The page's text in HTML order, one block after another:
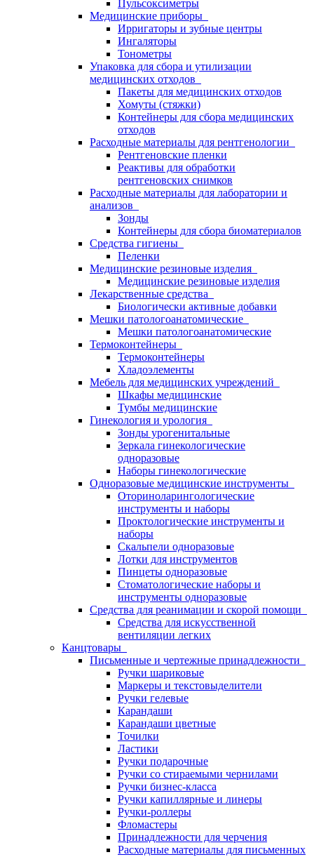
Пульсоксиметры
Медицинские приборы
Ирригаторы и зубные центры
Ингаляторы
Тонометры
Упаковка для сбора и утилизации
медицинских отходов
Пакеты для медицинских отходов
Хомуты (стяжки)
Контейнеры для сбора медицинских
отходов
Расходные материалы для рентгенологии
Рентгеновские пленки
Реактивы для обработки
рентгеновских снимков
Расходные материалы для лаборатории и
анализов
Зонды
Контейнеры для сбора биоматериалов
Средства гигиены
Пеленки
Медицинские резиновые изделия
Медицинские резиновые изделия
Лекарственные средства
Биологически активные добавки
Мешки патологоанатомические
Мешки патологоанатомические
Термоконтейнеры
Термоконтейнеры
Хладоэлементы
Мебель для медицинских учреждений
Шкафы медицинские
Тумбы медицинские
Гинекология и урология
Зонды урогенитальные
Зеркала гинекологические
одноразовые
Наборы гинекологические
Одноразовые медицинские инструменты
Оториноларингологические
инструменты и наборы
Проктологические инструменты и
наборы
Скальпели одноразовые
Лотки для инструментов
Пинцеты одноразовые
Стоматологические наборы и
инструменты одноразовые
Средства для реанимации и скорой помощи
Средства для искусственной
вентиляции легких
Канцтовары
Письменные и чертежные принадлежности
Ручки шариковые
Маркеры и текстовыделители
Ручки гелевые
Карандаши
Карандаши цветные
Точилки
Ластики
Ручки подарочные
Ручки со стираемыми чернилами
Ручки бизнес-класса
Ручки капиллярные и линеры
Ручки-роллеры
Фломастеры
Принадлежности для черчения
Расходные материалы для письменных